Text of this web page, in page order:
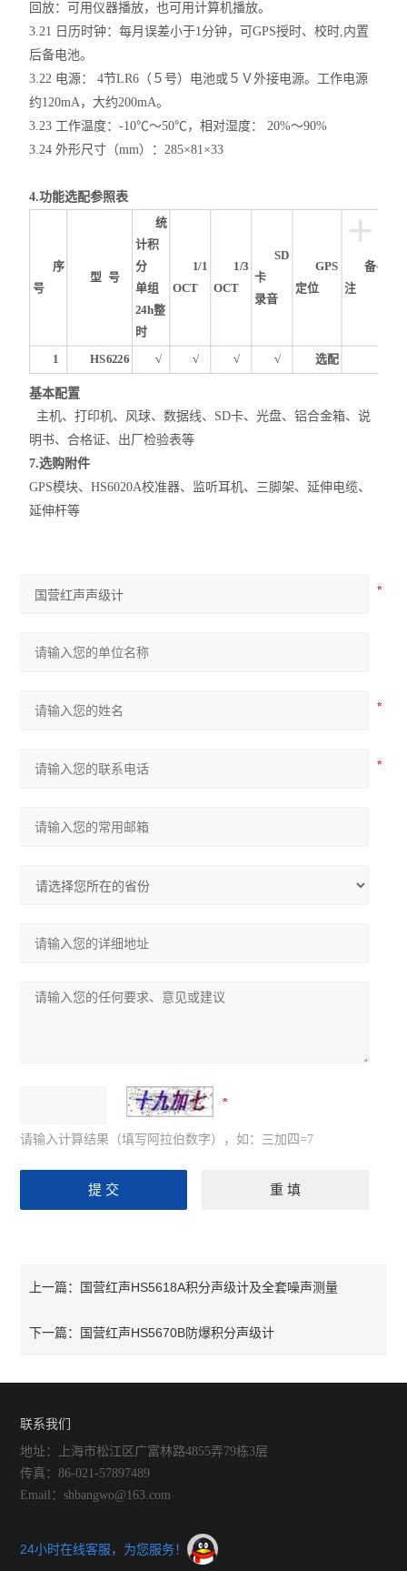
回放：可用仪器播放，也可用计算机播放。
3.21 日历时钟：每月误差小于1分钟，可GPS授时、校时,内置
后备电池。
3.22 电源： 4节LR6（５号）电池或５Ｖ外接电源。工作电源
约120mA，大约200mA。
3.23 工作温度：-10℃～50℃，相对湿度： 20%～90%
3.24 外形尺寸（mm）：285×81×33
4.功能选配参照表
+
序
号
型 号
统
计积
分
单组
24h整
时
1/1
OCT
1/3
OCT
SD
卡
录音
GPS
定位
备-
注
1 HS6226 √ √ √ √ 选配
基本配置
主机、打印机、风球、数据线、SD卡、光盘、铝合金箱、说
明书、合格证、出厂检验表等
7.选购附件
GPS模块、HS6020A校准器、监听耳机、三脚架、延伸电缆、
延伸杆等
请输入计算结果（填写阿拉伯数字），如：三加四=7
上一篇： 国营红声HS5618A积分声级计及全套噪声测量
下一篇： 国营红声HS5670B防爆积分声级计
联系我们
地址：上海市松江区广富林路4855弄79栋3层
传真：86-021-57897489
Email：shbangwo@163.com
24小时在线客服，为您服务！